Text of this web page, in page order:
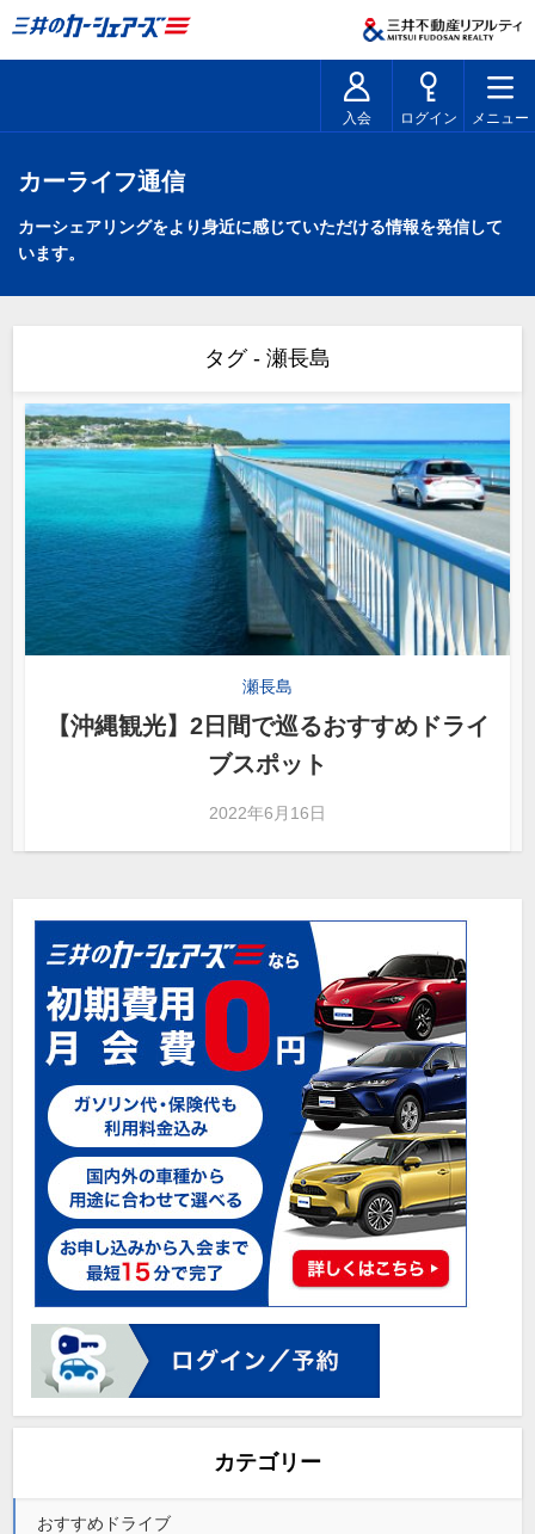
入会 ログイン メニュー
カーライフ通信
カーシェアリングをより身近に感じていただける情報を発信して
います。
タグ - 瀬長島
瀬長島
【沖縄観光】2日間で巡るおすすめドライ
ブスポット
2022年6月16日
カテゴリー
おすすめドライブ